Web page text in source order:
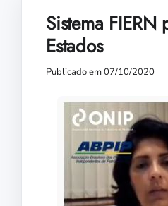
Sistema
Estados
Publicado em 07/10/2020